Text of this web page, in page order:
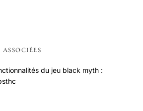
du jeu black myth :